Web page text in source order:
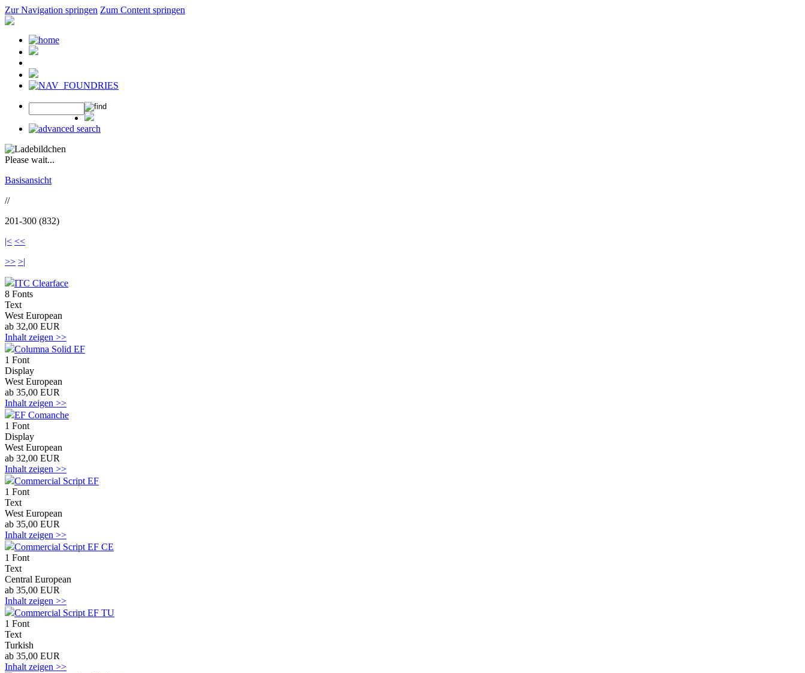
Zur Navigation springen Zum Content springen
Please wait...
Basisansicht
//
201-300 (832)
|< <<
>> >|
ITC Clearface
8 Fonts
Text
West European
ab 32,00 EUR
Inhalt zeigen >>
Columna Solid EF
1 Font
Display
West European
ab 35,00 EUR
Inhalt zeigen >>
EF Comanche
1 Font
Display
West European
ab 32,00 EUR
Inhalt zeigen >>
Commercial Script EF
1 Font
Text
West European
ab 35,00 EUR
Inhalt zeigen >>
Commercial Script EF CE
1 Font
Text
Central European
ab 35,00 EUR
Inhalt zeigen >>
Commercial Script EF TU
1 Font
Text
Turkish
ab 35,00 EUR
Inhalt zeigen >>